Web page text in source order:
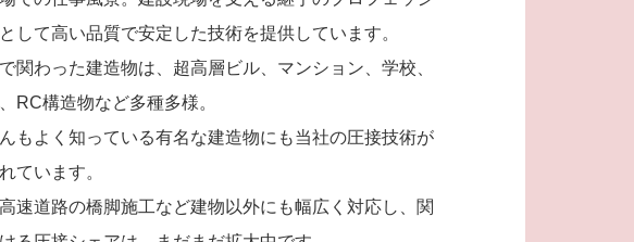
して高い品質で安定した技術を提供しています。
関わった建造物は、超高層ビル、マンション、学校、
RC構造物など多種多様。
もよく知っている有名な建造物にも当社の圧接技術が
ています。
速道路の橋脚施工など建物以外にも幅広く対応し、関